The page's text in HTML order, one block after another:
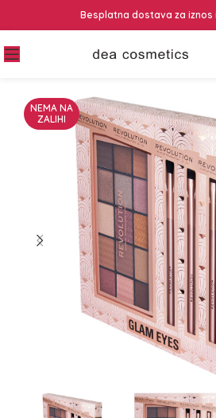
Besplatna dostava za iznos
NEMA NA
ZALIHI